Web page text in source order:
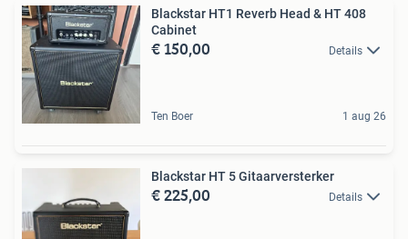
Blackstar HT1 Reverb Head & HT 408
Cabinet
€ 150,00 Details
Ten Boer 1 aug 26
Blackstar HT 5 Gitaarversterker
€ 225,00 Details